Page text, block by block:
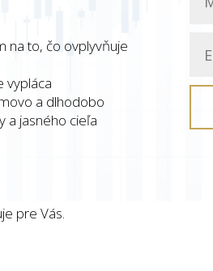
na to, čo ovplyvňuje
vypláca
a dlhodobo
a jasného cieľa
pre Vás.